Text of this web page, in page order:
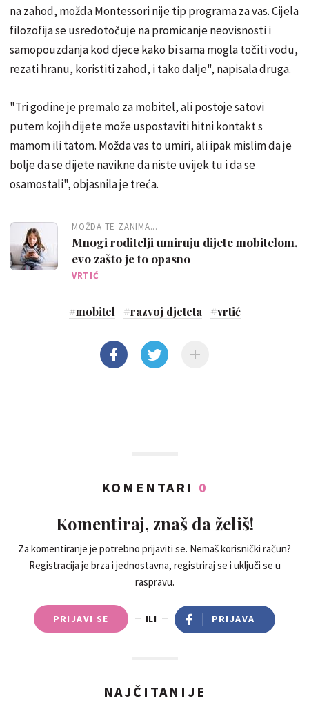
na zahod, možda Montessori nije tip programa za vas. Cijela
filozofija se usredotočuje na promicanje neovisnosti i
samopouzdanja kod djece kako bi sama mogla točiti vodu,
rezati hranu, koristiti zahod, i tako dalje", napisala druga.
"Tri godine je premalo za mobitel, ali postoje satovi
putem kojih dijete može uspostaviti hitni kontakt s
mamom ili tatom. Možda vas to umiri, ali ipak mislim da je
bolje da se dijete navikne da niste uvijek tu i da se
osamostali", objasnila je treća.
MOŽDA TE ZANIMA...
Mnogi roditelji umiruju dijete mobitelom,
evo zašto je to opasno
VRTIĆ
#mobitel #razvoj djeteta #vrtić
KOMENTARI 0
Komentiraj, znaš da želiš!
Za komentiranje je potrebno prijaviti se. Nemaš korisnički račun?
Registracija je brza i jednostavna, registriraj se i uključi se u
raspravu.
PRIJAVI SE ILI PRIJAVA
NAJČITANIJE